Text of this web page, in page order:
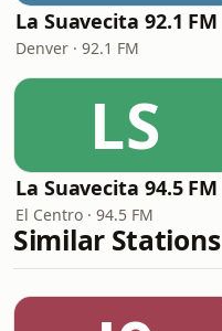
La Suavecita 92.1 FM
Denver · 92.1 FM
LS
La Suavecita 94.5 FM
El Centro · 94.5 FM
Similar Stations